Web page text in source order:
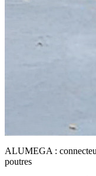
ALUMEGA :
poutres